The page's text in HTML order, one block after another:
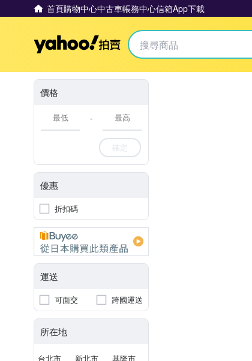
首頁購物中心中古車帳務中心信箱App下載
Yahoo拍賣
價格
-
確定
優惠
折扣碼
運送
可面交 跨國運送
所在地
台北市 新北市 基隆市